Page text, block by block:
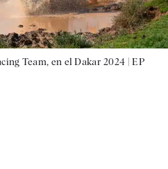
Team, en el Dakar 2024 |EP